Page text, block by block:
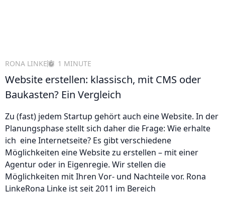
RONA LINKE 1 MINUTE
Website erstellen: klassisch, mit CMS oder
Baukasten? Ein Vergleich
Zu (fast) jedem Startup gehört auch eine Website. In der
Planungsphase stellt sich daher die Frage: Wie erhalte
ich eine Internetseite? Es gibt verschiedene
Möglichkeiten eine Website zu erstellen – mit einer
Agentur oder in Eigenregie. Wir stellen die
Möglichkeiten mit Ihren Vor- und Nachteile vor. Rona
LinkeRona Linke ist seit 2011 im Bereich